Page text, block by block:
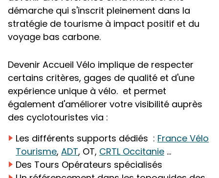
démarche qui s'inscrit pleinement dans la
stratégie de tourisme à impact positif et du
voyage bas carbone.
Devenir Accueil Vélo implique de respecter
certains critères, gages de qualité et d'une
expérience unique à vélo. et permet
également d'améliorer votre visibilité auprès
des cyclotouristes via :
Les différents supports dédiés : France Vélo
Tourisme, ADT, OT, CRTL Occitanie ...
Des Tours Opérateurs spécialisés